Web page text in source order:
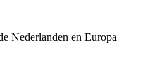
Nederlanden en Europa